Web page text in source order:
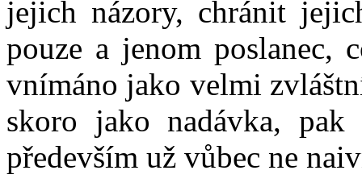
jejich názory, chránit
pouze a jenom poslanec,
vnímáno jako velmi
skoro jako nadávka, pak
především už vůbec ne